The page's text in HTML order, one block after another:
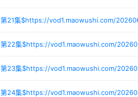
第21集$https://vod1.maowushi.com/
第22集$https://vod1.maowushi.com/
第23集$https://vod1.maowushi.com/
第24集$https://vod1.maowushi.com/